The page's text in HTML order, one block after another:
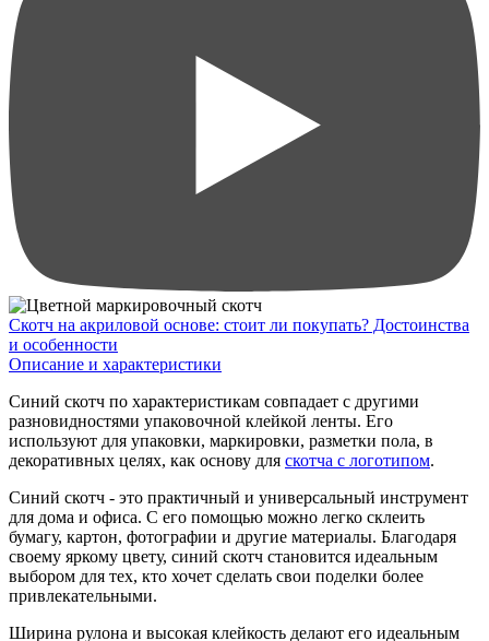
Скотч на акриловой основе: стоит ли покупать? Достоинства
и особенности
Описание и характеристики
Синий скотч по характеристикам совпадает с другими
разновидностями упаковочной клейкой ленты. Его
используют для упаковки, маркировки, разметки пола, в
декоративных целях, как основу для скотча с логотипом.
Синий скотч - это практичный и универсальный инструмент
для дома и офиса. С его помощью можно легко склеить
бумагу, картон, фотографии и другие материалы. Благодаря
своему яркому цвету, синий скотч становится идеальным
выбором для тех, кто хочет сделать свои поделки более
привлекательными.
Ширина рулона и высокая клейкость делают его идеальным